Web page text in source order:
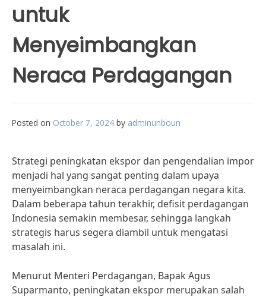
untuk
Menyeimbangkan
Neraca Perdagangan
Posted on October 7, 2024 by adminunboun
Strategi peningkatan ekspor dan pengendalian impor
menjadi hal yang sangat penting dalam upaya
menyeimbangkan neraca perdagangan negara kita.
Dalam beberapa tahun terakhir, defisit perdagangan
Indonesia semakin membesar, sehingga langkah
strategis harus segera diambil untuk mengatasi
masalah ini.
Menurut Menteri Perdagangan, Bapak Agus
Suparmanto, peningkatan ekspor merupakan salah